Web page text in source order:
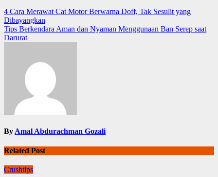
Navigasi
pos
4 Cara Merawat Cat Motor Berwarna Doff, Tak Sesulit yang
Dibayangkan
Tips Berkendara Aman dan Nyaman Menggunaan Ban Serep saat
Darurat
ByAmal Abdurachman Gozali
Related Post
Crushtips